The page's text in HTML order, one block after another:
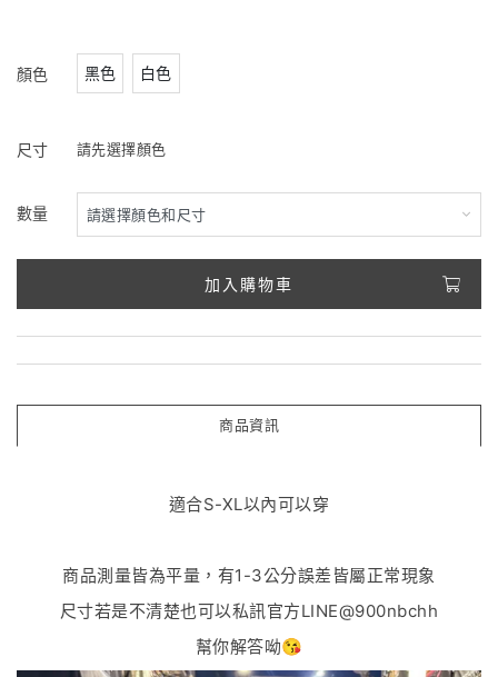
顏色 黑色 白色
尺寸 請先選擇顏色
數量
加入購物車
商品資訊
適合S-XL以內可以穿
商品測量皆為平量，有1-3公分誤差皆屬正常現象
尺寸若是不清楚也可以私訊官方LINE@900nbchh
幫你解答呦😘